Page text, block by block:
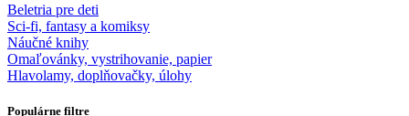
Beletria pre deti
Sci-fi, fantasy a komiksy
Náučné knihy
Omaľovánky, vystrihovanie, papier
Hlavolamy, doplňovačky, úlohy
Populárne filtre